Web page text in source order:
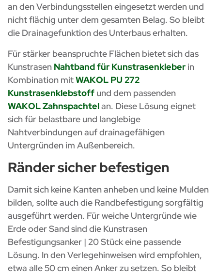
an den Verbindungsstellen eingesetzt werden und
nicht flächig unter dem gesamten Belag. So bleibt
die Drainagefunktion des Unterbaus erhalten.
Für stärker beanspruchte Flächen bietet sich das
Kunstrasen Nahtband für Kunstrasenkleber in
Kombination mitWAKOL PU 272
Kunstrasenklebstoff und dem passenden
WAKOL Zahnspachtelan. Diese Lösung eignet
sich für belastbare und langlebige
Nahtverbindungen auf drainagefähigen
Untergründen im Außenbereich.
Ränder sicher befestigen
Damit sich keine Kanten anheben und keine Mulden
bilden, sollte auch die Randbefestigung sorgfältig
ausgeführt werden. Für weiche Untergründe wie
Erde oder Sand sind die Kunstrasen
Befestigungsanker | 20 Stückeine passende
Lösung. In den Verlegehinweisen wird empfohlen,
etwa alle 50 cm einen Anker zu setzen. So bleibt